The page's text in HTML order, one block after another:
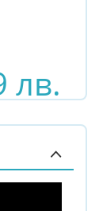
лв.